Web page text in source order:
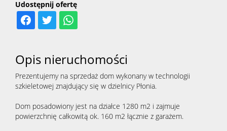
Udostępnij ofertę
Opis nieruchomości
Prezentujemy na sprzedaż dom wykonany w technologii
szkieletowej znajdujący się w dzielnicy Płonia.
Dom posadowiony jest na działce 1280 m2 i zajmuje
powierzchnię całkowitą ok. 160 m2 łącznie z garażem.